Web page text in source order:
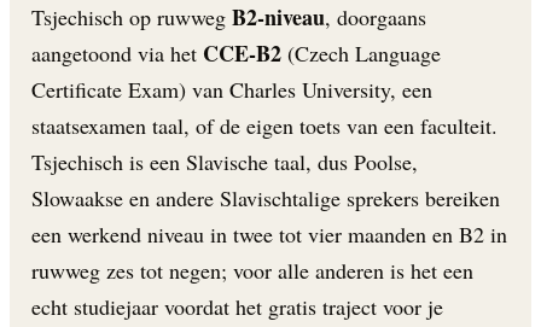
Tsjechisch op ruwweg B2-niveau, doorgaans
aangetoond via het CCE-B2 (Czech Language
Certificate Exam) van Charles University, een
staatsexamen taal, of de eigen toets van een faculteit.
Tsjechisch is een Slavische taal, dus Poolse,
Slowaakse en andere Slavischtalige sprekers bereiken
een werkend niveau in twee tot vier maanden en B2 in
ruwweg zes tot negen; voor alle anderen is het een
echt studiejaar voordat het gratis traject voor je